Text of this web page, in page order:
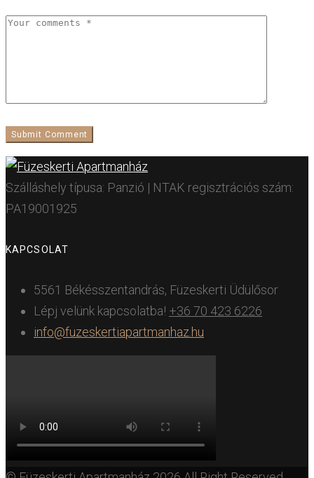
Szálláshely típusa: Panzió | NTAK regisztrációs szám:
PA19001925
KAPCSOLAT
5561 Békésszentandrás, Füzeskerti Üdülősor
Lépj velünk kapcsolatba! +36 70 423 6226
info@fuzeskertiapartmanhaz.hu